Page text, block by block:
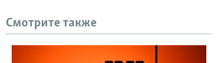
Все сайты РСЕ/РС
Смотрите также